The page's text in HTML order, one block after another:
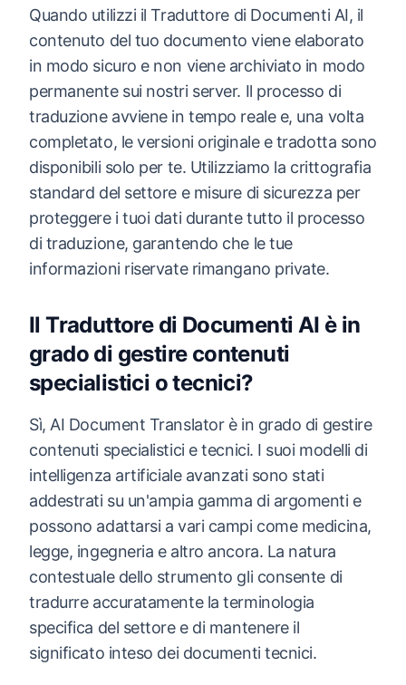
Quando utilizzi il Traduttore di Documenti AI, il
contenuto del tuo documento viene elaborato
in modo sicuro e non viene archiviato in modo
permanente sui nostri server. Il processo di
traduzione avviene in tempo reale e, una volta
completato, le versioni originale e tradotta sono
disponibili solo per te. Utilizziamo la crittografia
standard del settore e misure di sicurezza per
proteggere i tuoi dati durante tutto il processo
di traduzione, garantendo che le tue
informazioni riservate rimangano private.
Il Traduttore di Documenti AI è in
grado di gestire contenuti
specialistici o tecnici?
Sì, AI Document Translator è in grado di gestire
contenuti specialistici e tecnici. I suoi modelli di
intelligenza artificiale avanzati sono stati
addestrati su un'ampia gamma di argomenti e
possono adattarsi a vari campi come medicina,
legge, ingegneria e altro ancora. La natura
contestuale dello strumento gli consente di
tradurre accuratamente la terminologia
specifica del settore e di mantenere il
significato inteso dei documenti tecnici.